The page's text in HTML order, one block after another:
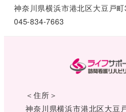
神奈川県横浜市港北区大豆戸町
045-834-7663
＜住所＞
神奈川県横浜市港北区大豆